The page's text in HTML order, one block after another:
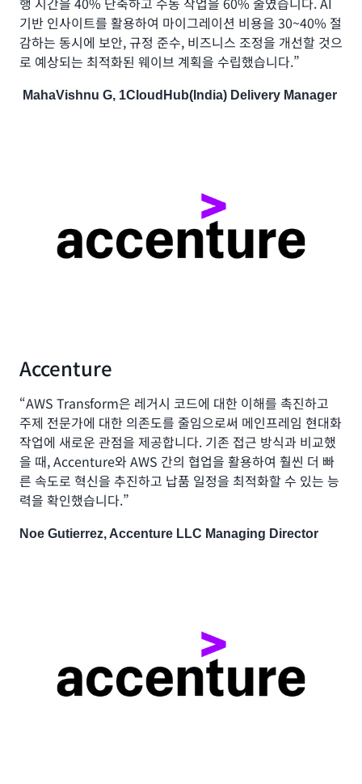
기반 인사이트를 활용하여 마이그레이션 비용을 30~40% 절
감하는 동시에 보안, 규정 준수, 비즈니스 조정을 개선할 것으
로 예상되는 최적화된 웨이브 계획을 수립했습니다.”
MahaVishnu G, 1CloudHub(India) Delivery Manager
Accenture
“AWS Transform은 레거시 코드에 대한 이해를 촉진하고
주제 전문가에 대한 의존도를 줄임으로써 메인프레임 현대화
작업에 새로운 관점을 제공합니다. 기존 접근 방식과 비교했
을 때, Accenture와 AWS 간의 협업을 활용하여 훨씬 더 빠
른 속도로 혁신을 추진하고 납품 일정을 최적화할 수 있는 능
력을 확인했습니다.”
Noe Gutierrez, Accenture LLC Managing Director